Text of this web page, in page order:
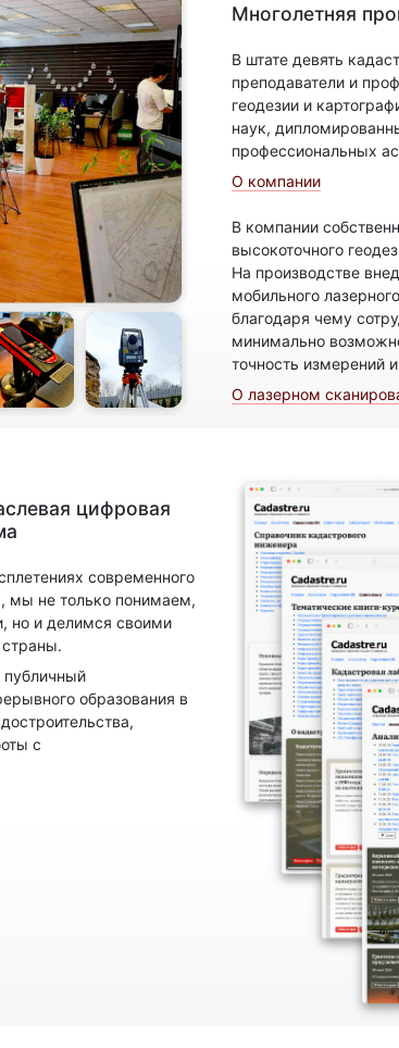
Многолетняя
В штате девять
преподаватели и
геодезии и
наук,
профессиональных
О компании
В компании
высокоточного
На производстве
мобильного
благодаря чему
минимально
точность измерений
О лазерном
цифровая
современного
мы не только понимаем,
но и делимся своими
образования в
с